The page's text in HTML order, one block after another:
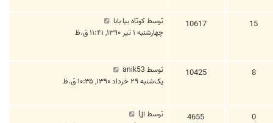
15
10617 توسطکوتاه بیا بابا
چهارشنبه ۱ تیر ۱۳۹۰, ۱۱:۴۱ ق.ظ
8
10425 توسط anik53
یک‌شنبه ۲۹ خرداد ۱۳۹۰, ۱۰:۳۵ ق.ظ
0
4655 توسط l,ji